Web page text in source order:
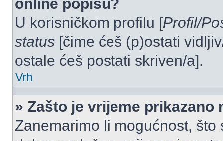
online popisu?
U korisničkom profilu [Profil/
status [čime ćeš (p)ostati
ostale ćeš postati skriven/a].
Vrh
» Zašto je vrijeme prikazano
Zanemarimo li mogućnost,